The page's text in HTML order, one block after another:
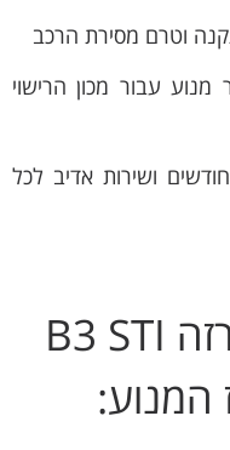
וטרם מסירת הרכב
עבור מכון הרישוי
נספק לכם אחריות מקיפה ל-3 חודשים ושירות אדיב לכל
מנוע סובארו אימפרזה B3 STI
המנוע: